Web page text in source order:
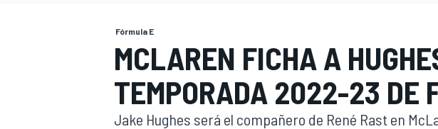
Fórmula E
MCLAREN FICHA A
TEMPORADA 2022-23 DE
Jake Hughes será el compañero de René Rast en